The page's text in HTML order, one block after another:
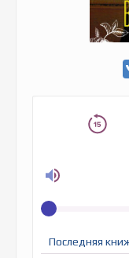
Последняя